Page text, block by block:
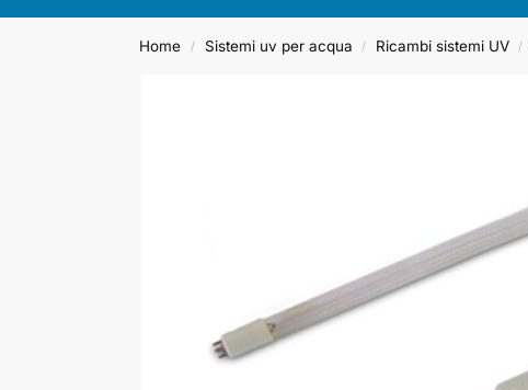
Home / Sistemi uv per acqua / Ricambi sistemi UV /